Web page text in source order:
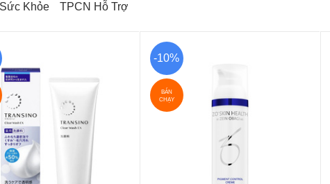
Khỏe TPCN Hỗ Trợ
-10%
BÁN
CHẠY